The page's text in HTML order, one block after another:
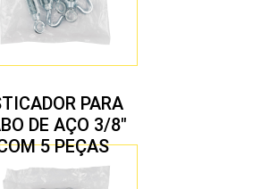
PARA
DE AÇO 3/8″
5 PEÇAS